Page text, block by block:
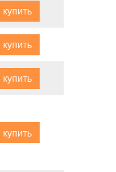
купить
купить
купить
купить